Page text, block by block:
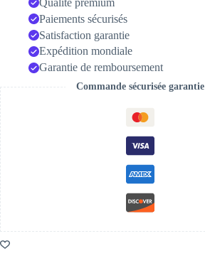
Qualité premium
Paiements sécurisés
Satisfaction garantie
Expédition mondiale
Garantie de remboursement
Commande sécurisée garantie